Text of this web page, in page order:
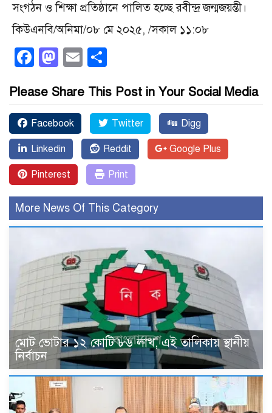
সংগঠন ও শিক্ষা প্রতিষ্ঠানে পালিত হচ্ছে রবীন্দ্র জন্মজয়ন্তী।
কিউএনবি/অনিমা/০৮ মে ২০২৫, /সকাল ১১:০৮
Facebook
Mastodon
Email
Please Share This Post in Your Social Media
Facebook Twitter Digg
Linkedin Reddit Google Plus
Pinterest Print
More News Of This Category
মোট ভোটার ১২ কোটি ৮৬ লাখ, এই তালিকায় স্থানীয়
নির্বাচন